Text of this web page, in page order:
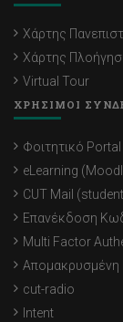
Χάρτης
Χάρτης
Virtual Tour
ΧΡΗΣΙΜΟΙ
Φοιτητικό Portal
eLearning
CUT Mail
Επανέκδοση
Multi Factor
Απομακρυσμένη
cut-radio
Intent